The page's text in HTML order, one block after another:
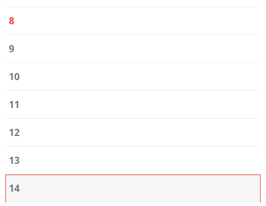
8
9
10
11
12
13
14